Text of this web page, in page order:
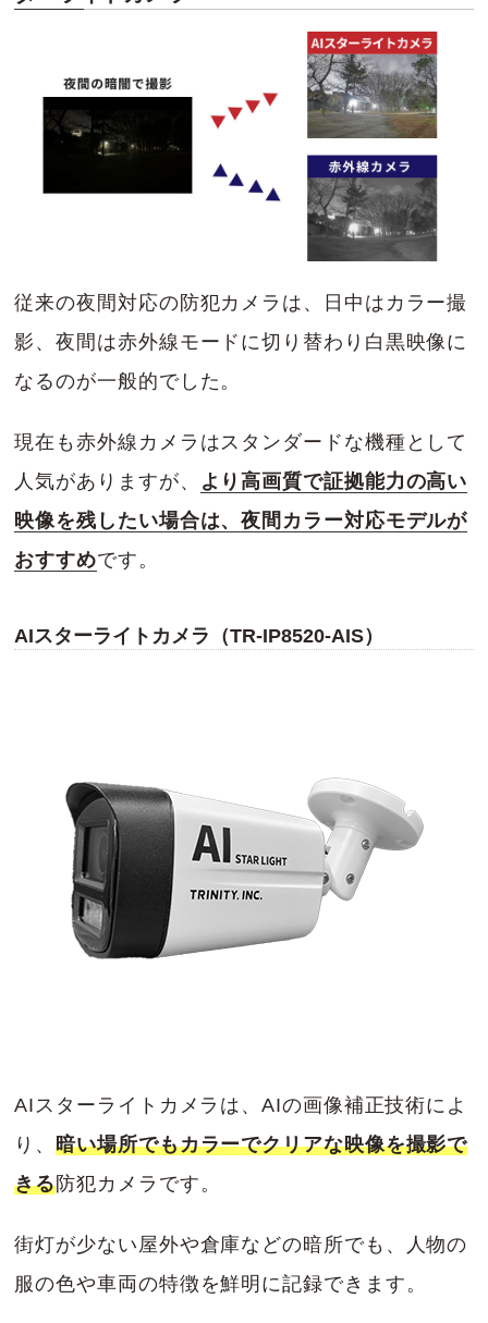
従来の夜間対応の防犯カメラは、日中はカラー撮
影、夜間は赤外線モードに切り替わり白黒映像に
なるのが一般的でした。
現在も赤外線カメラはスタンダードな機種として
人気がありますが、
より高画質で証拠能力の高い
映像を残したい場合は、夜間カラー対応モデルが
おすすめです。
AIスターライトカメラ（TR-IP8520-AIS）
AIスターライトカメラは、AIの画像補正技術によ
り、暗い場所でもカラーでクリアな映像を撮影で
きる防犯カメラです。
街灯が少ない屋外や倉庫などの暗所でも、人物の
服の色や車両の特徴を鮮明に記録できます。